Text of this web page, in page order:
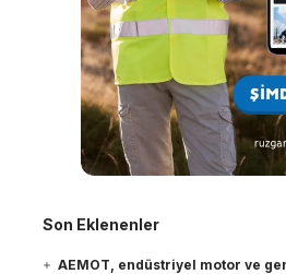
Son Eklenenler
AEMOT, endüstriyel motor ve